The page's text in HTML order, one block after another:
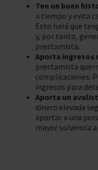
Ten un buen
a tiempo y evita
Esto hará que
y, por tanto,
prestamista.
Aporta ingresos
prestamista
complicaciones.
ingresos para
Aporta un
dinero elevada
aportar a una
mayor solvencia